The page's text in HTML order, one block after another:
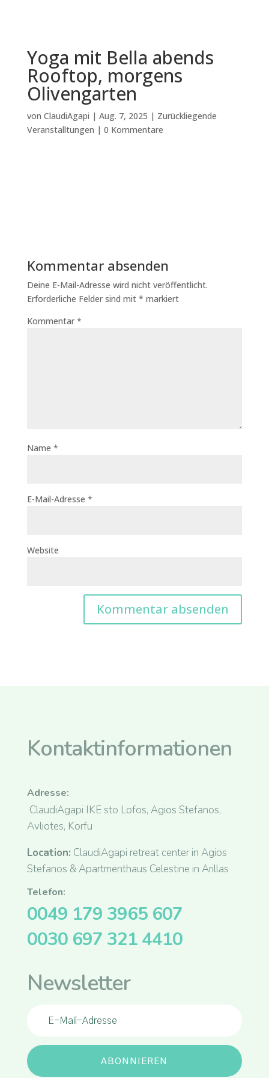
Yoga mit Bella abends
Rooftop, morgens
Olivengarten
von ClaudiAgapi | Aug. 7, 2025 | Zurückliegende
Veranstalltungen | 0 Kommentare
Kommentar absenden
Deine E-Mail-Adresse wird nicht veröffentlicht.
Erforderliche Felder sind mit * markiert
Kommentar *
Name *
E-Mail-Adresse *
Website
Kontaktinformationen
Adresse:
ClaudiAgapi IKE sto Lofos, Agios Stefanos,
Avliotes, Korfu
Location: ClaudiAgapi retreat center in Agios
Stefanos & Apartmenthaus Celestine in Arillas
Telefon:
0049 179 3965 607
0030 697 321 4410
Newsletter
ABONNIEREN